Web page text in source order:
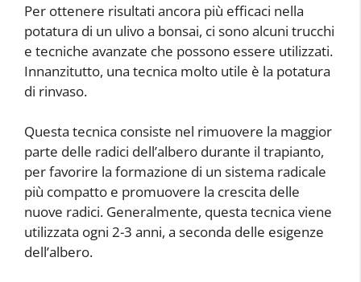
Per ottenere risultati ancora più efficaci nella
potatura di un ulivo a bonsai, ci sono alcuni trucchi
e tecniche avanzate che possono essere utilizzati.
Innanzitutto, una tecnica molto utile è la potatura
di rinvaso.
Questa tecnica consiste nel rimuovere la maggior
parte delle radici dell’albero durante il trapianto,
per favorire la formazione di un sistema radicale
più compatto e promuovere la crescita delle
nuove radici. Generalmente, questa tecnica viene
utilizzata ogni 2-3 anni, a seconda delle esigenze
dell’albero.